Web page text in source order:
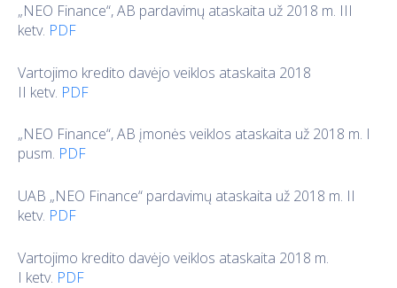
„NEO Finance“, AB pardavimų ataskaita už 2018 m. III
ketv. PDF
Vartojimo kredito davėjo veiklos ataskaita 2018
II ketv. PDF
„NEO Finance“, AB įmonės veiklos ataskaita už 2018 m. I
pusm. PDF
UAB „NEO Finance“ pardavimų ataskaita už 2018 m. II
ketv. PDF
Vartojimo kredito davėjo veiklos ataskaita 2018 m.
I ketv. PDF